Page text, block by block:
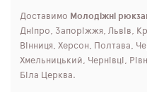
Доставимо Молодіжні
Дніпро, Запоріжжя, Львів,
Вінниця, Херсон, Полтава,
Хмельницький, Чернівці,
Біла Церква.